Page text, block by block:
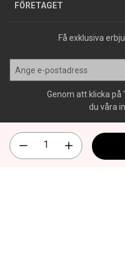
FÖRETAGET
Press
Få exklusiva
Genom att klicka
du våra